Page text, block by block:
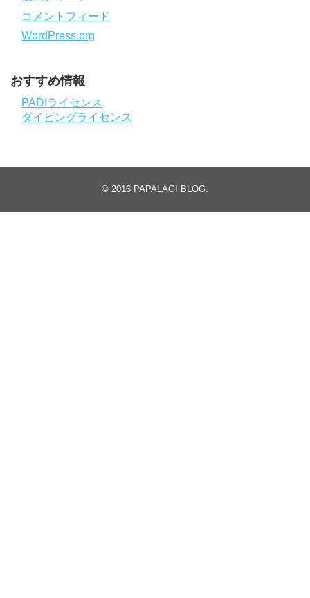
コメントフィード
WordPress.org
おすすめ情報
PADIライセンス
ダイビングライセンス
© 2016 PAPALAGI BLOG